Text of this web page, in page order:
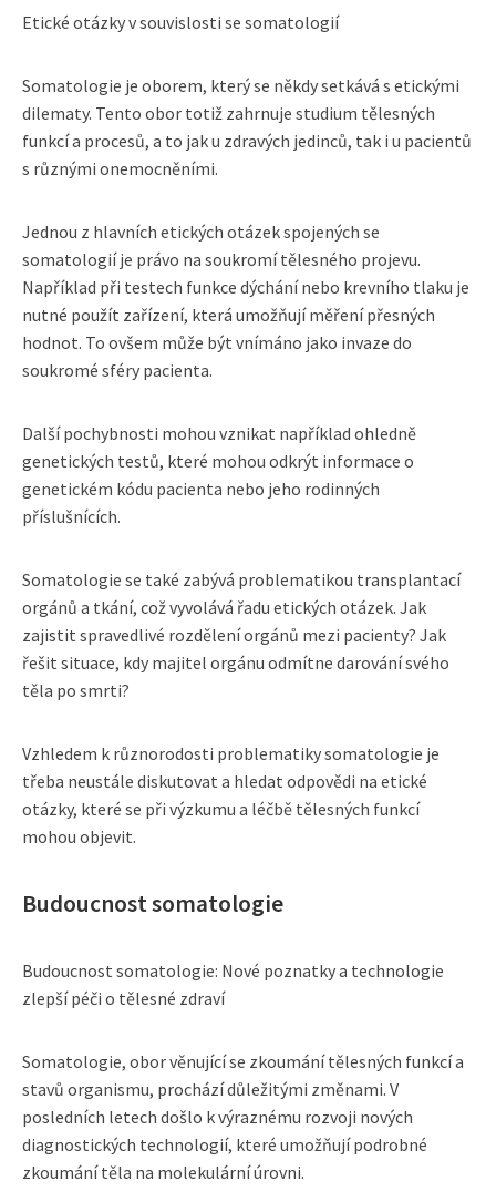
Etické otázky v souvislosti se somatologií
Somatologie je oborem, který se někdy setkává s etickými
dilematy. Tento obor totiž zahrnuje studium tělesných
funkcí a procesů, a to jak u zdravých jedinců, tak i u pacientů
s různými onemocněními.
Jednou z hlavních etických otázek spojených se
somatologií je právo na soukromí tělesného projevu.
Například při testech funkce dýchání nebo krevního tlaku je
nutné použít zařízení, která umožňují měření přesných
hodnot. To ovšem může být vnímáno jako invaze do
soukromé sféry pacienta.
Další pochybnosti mohou vznikat například ohledně
genetických testů, které mohou odkrýt informace o
genetickém kódu pacienta nebo jeho rodinných
příslušnících.
Somatologie se také zabývá problematikou transplantací
orgánů a tkání, což vyvolává řadu etických otázek. Jak
zajistit spravedlivé rozdělení orgánů mezi pacienty? Jak
řešit situace, kdy majitel orgánu odmítne darování svého
těla po smrti?
Vzhledem k různorodosti problematiky somatologie je
třeba neustále diskutovat a hledat odpovědi na etické
otázky, které se při výzkumu a léčbě tělesných funkcí
mohou objevit.
Budoucnost somatologie
Budoucnost somatologie: Nové poznatky a technologie
zlepší péči o tělesné zdraví
Somatologie, obor věnující se zkoumání tělesných funkcí a
stavů organismu, prochází důležitými změnami. V
posledních letech došlo k výraznému rozvoji nových
diagnostických technologií, které umožňují podrobné
zkoumání těla na molekulární úrovni.